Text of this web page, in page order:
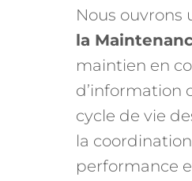
Nous ouvrons
la
maintien en
d’information
cycle de vie
la
performance